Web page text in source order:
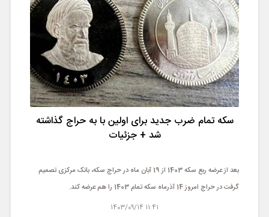
سکه تمام ضرب جدید برای اولین با به حراج گذاشته
شد + جزئیات
بعد از عرضه ربع سکه 1403 از 19 آبان ماه در حراج سکه، بانک مرکزی تصمیم
گرفت در حراج امروز 14 آذرماه سکه تمام 1403 را هم عرضه کند.
11:41 1403/09/14